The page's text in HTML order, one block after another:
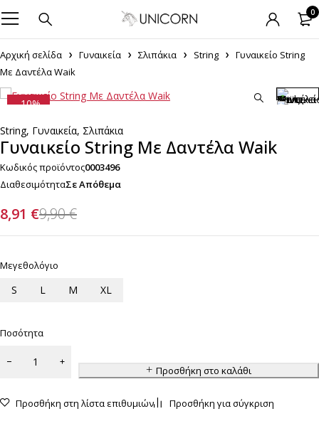
0
Αρχική σελίδα Γυναικεία Σλιπάκια String
Γυναικείο String
Με Δαντέλα Waik
-10%
String, Γυναικεία, Σλιπάκια
Γυναικείο String Με Δαντέλα Waik
Κωδικός προϊόντος0003496
ΔιαθεσιμότηταΣε Απόθεμα
9,90€
8,91 €
Μεγεθολόγιο
S L M XL
Ποσότητα
Προσθήκη στο καλάθι
Προσθήκη στη λίστα επιθυμιών Προσθήκη για σύγκριση